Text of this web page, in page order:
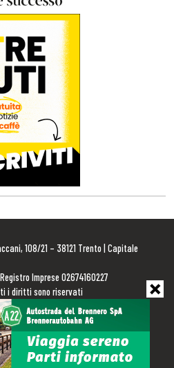
108/21 – 38121 Trento | Capitale
Imprese 02674160227
i diritti sono riservati
Privacy Policy Cookie Policy